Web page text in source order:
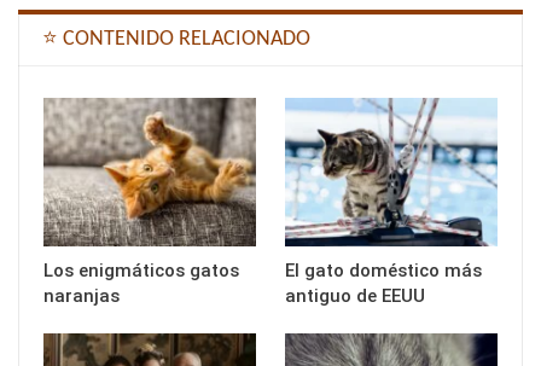
⭐ CONTENIDO RELACIONADO
Los enigmáticos gatos
naranjas
El gato doméstico más
antiguo de EEUU